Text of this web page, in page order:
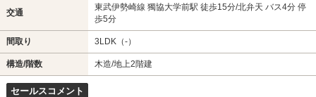
交通
東武伊勢崎線 獨協大学前駅 徒歩15分/北弁天 バス4分 停
歩5分
間取り 3LDK（-）
構造/階数 木造/地上2階建
セールスコメント